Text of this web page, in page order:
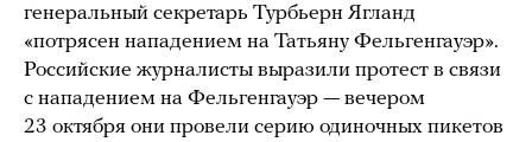
генеральный секретарь Турбьерн Ягланд
«потрясен нападением на Татьяну Фельгенгауэр».
Российские журналисты выразили протест в связи
с нападением на Фельгенгауэр — вечером
23 октября они провели серию одиночных пикетов